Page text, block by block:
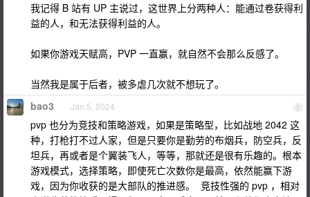
我记得 B 站有 UP 主说过，这世界上分两种人：能通过卷获得利
益的人，和无法获得利益的人。
如果你游戏天赋高，PVP 一直赢，就自然不会那么反感了。
当然我是属于后者，被多虐几次就不想玩了。
2
bao3 Jan 5, 2024
pvp 也分为竞技和策略游戏，如果是策略型，比如战地 2042 这
种，打枪打不过人家，但是只要你是勤劳的布烟兵，防空兵，反
坦兵，再或者是个翼装飞人，等等，那就还是很有乐趣的。根本
游戏模式，选择策略，即使死亡次数你是最高，依然能赢下游
戏，因为你收获的是大部队的推进感。 竞技性强的 pvp ，相对